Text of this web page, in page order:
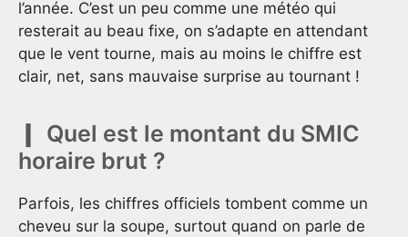
l’année. C’est un peu comme une météo qui
resterait au beau fixe, on s’adapte en attendant
que le vent tourne, mais au moins le chiffre est
clair, net, sans mauvaise surprise au tournant !
Quel est le montant du SMIC
horaire brut ?
Parfois, les chiffres officiels tombent comme un
cheveu sur la soupe, surtout quand on parle de